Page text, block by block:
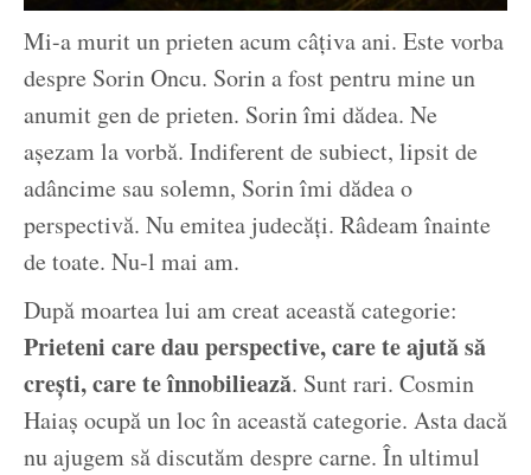
Mi-a murit un prieten acum câțiva ani. Este vorba
despre Sorin Oncu. Sorin a fost pentru mine un
anumit gen de prieten. Sorin îmi dădea. Ne
așezam la vorbă. Indiferent de subiect, lipsit de
adâncime sau solemn, Sorin îmi dădea o
perspectivă. Nu emitea judecăți. Râdeam înainte
de toate. Nu-l mai am.
După moartea lui am creat această categorie:
Prieteni care dau perspective, care te ajută să
crești, care te înnobiliează. Sunt rari. Cosmin
Haiaș ocupă un loc în această categorie. Asta dacă
nu ajugem să discutăm despre carne. În ultimul